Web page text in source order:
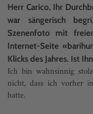
Herr Carico, Ihr
war sängerisch
Szenenfoto mit
Internet-Seite
Klicks des Jahres. Ist
Ich bin wahnsinnig
nicht, dass ich vorher
hatte.